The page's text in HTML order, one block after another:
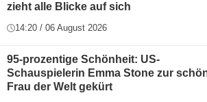
zieht alle Blicke auf sich
14:20 / 06 August 2026
95-prozentige Schönheit: US-
Schauspielerin Emma Stone zur
Frau der Welt gekürt